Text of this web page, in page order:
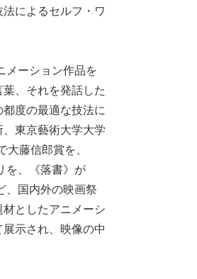
によるセルフ・ワ
メーション作品を
、それを発話した
度の最適な技法に
東京藝術大学大学
藤信郎賞を、
を、《落書》が
、国内外の映画祭
としたアニメーシ
示され、映像の中